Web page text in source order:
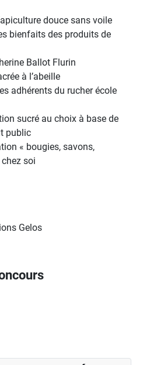
douce sans voile
bienfaits des produits de
Ballot Flurin
à l’abeille
adhérents du rucher école
sucré au choix à base de
public
« bougies, savons,
soi
Gelos